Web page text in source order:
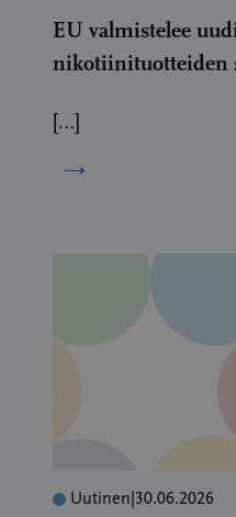
EU valmistelee
nikotiinituotteiden
[…]
→
Uutinen 30.06.2026